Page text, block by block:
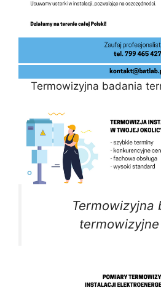
Termowizyjna badania
Termowizyjna